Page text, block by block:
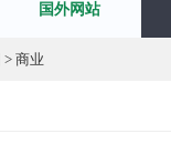
国外网站
> 商业